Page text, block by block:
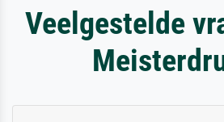
Veelgestelde